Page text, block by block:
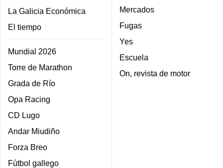
La Galicia Económica
El tiempo
Mundial 2026
Torre de Marathon
Grada de Río
Opa Racing
CD Lugo
Andar Miudiño
Forza Breo
Fútbol gallego
Mercados
Fugas
Yes
Escuela
On, revista de motor